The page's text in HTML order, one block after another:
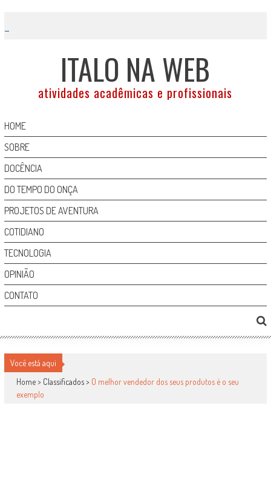
content
ITALO NA WEB
atividades acadêmicas e profissionais
HOME
SOBRE
DOCÊNCIA
DO TEMPO DO ONÇA
PROJETOS DE AVENTURA
COTIDIANO
TECNOLOGIA
OPINIÃO
CONTATO
Você está aqui
Home > Classificados> O melhor vendedor dos seus produtos é o seu
exemplo
O MELHOR VENDEDOR DOS SEUS PRODUTOS É O
SEU EXEMPLO
Classificados